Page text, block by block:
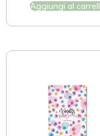
Aggiungi al